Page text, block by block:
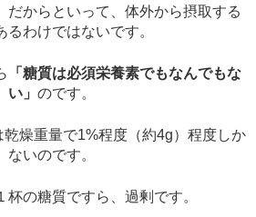
からといって、体外から摂取する
るわけではないです。
「糖質は必須栄養素でもなんでもな
い」 のです。
乾燥重量で1%程度（約4g）程度しか
ないのです。
杯の糖質ですら、過剰です。